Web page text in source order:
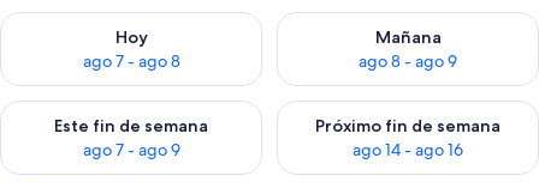
Hoy
ago 7 - ago 8
Consulta la disponibilidad para hoy ago 7 - ago 8
Mañana
ago 8 - ago 9
Consulta la disponibilidad
Este fin de semana
ago 7 - ago 9
Consulta la disponibilidad para este fin de semana ago 7 -
Próximo fin de semana
ago 14 - ago 16
Consulta la disponibilidad